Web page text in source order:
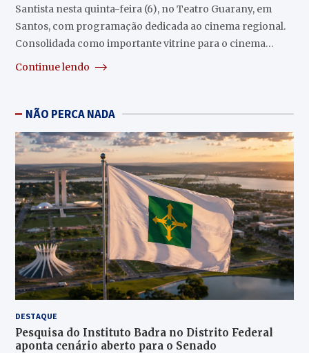
Santista nesta quinta-feira (6), no Teatro Guarany, em
Santos, com programação dedicada ao cinema regional.
Consolidada como importante vitrine para o cinema…
Continue lendo
NÃO PERCA NADA
DESTAQUE
Pesquisa do Instituto Badra no Distrito Federal
aponta cenário aberto para o Senado